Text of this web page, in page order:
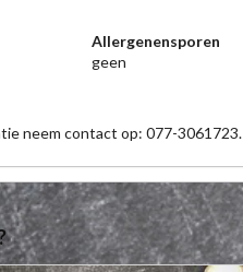
Allergenensporen
geen
neem contact op: 077-3061723.